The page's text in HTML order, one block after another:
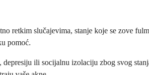
slučajevima, stanje koje se zove
pomoć.
ili socijalnu izolaciju zbog svog